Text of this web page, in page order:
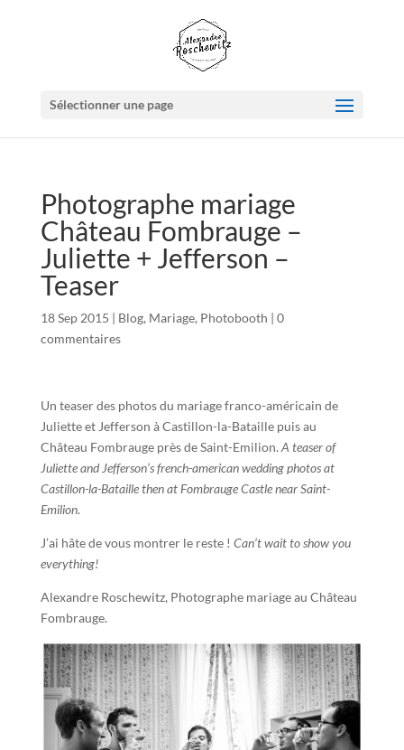
Sélectionner une page
Photographe mariage
Château Fombrauge –
Juliette + Jefferson –
Teaser
18 Sep 2015 | Blog, Mariage, Photobooth | 0
commentaires
Un teaser des photos du mariage franco-américain de
Juliette et Jefferson à Castillon-la-Bataille puis au
Château Fombrauge près de Saint-Emilion. A teaser of
Juliette and Jefferson’s french-american wedding photos at
Castillon-la-Bataille then at Fombrauge Castle near Saint-
Emilion.
J’ai hâte de vous montrer le reste ! Can’t wait to show you
everything!
Alexandre Roschewitz, Photographe mariage au Château
Fombrauge.